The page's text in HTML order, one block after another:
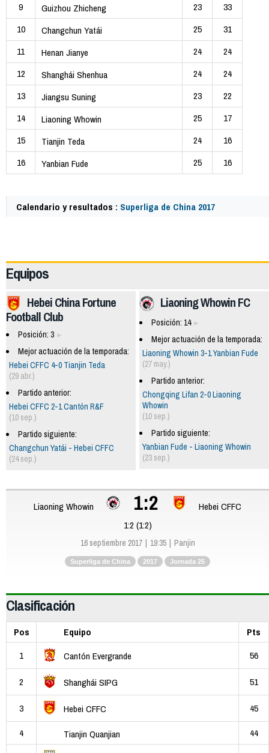
9
Guizhou Zhicheng 23
33
10
Changchun Yatái 25
31
11
Henan Jianye 24
24
12
Shanghái Shenhua 24
24
13
Jiangsu Suning 23
22
14
Liaoning Whowin 25
17
15
Tianjin Teda 24
16
16
Yanbian Fude 25 16
Calendario y resultados : Superliga de China 2017
Equipos
Liaoning Whowin FC
Posición: 14
Mejor actuación de la temporada:
Liaoning Whowin 3-1 Yanbian Fude
(27 may.)
Partido anterior:
Chongqing Lifan 2-0 Liaoning
Whowin
(10 sep.)
Partido siguiente:
Yanbian Fude - Liaoning Whowin
(23 sep.)
Hebei China Fortune
Football Club
Posición: 3
Mejor actuación de la temporada:
Hebei CFFC 4-0 Tianjin Teda
(29 abr.)
Partido anterior:
Hebei CFFC 2-1 Cantón R&F
(10 sep.)
Partido siguiente:
Changchun Yatái - Hebei CFFC
(24 sep.)
Liaoning Whowin 1:2
Hebei CFFC
1:2 (1:2)
16 septiembre 2017 19:35 Panjin
Superliga de China 2017 Jornada 25
Clasificación
Pos Equipo
Pts
1
Cantón Evergrande 56
2 Shanghái SIPG 51
3 Hebei CFFC
45
4
Tianjin Quanjian
44